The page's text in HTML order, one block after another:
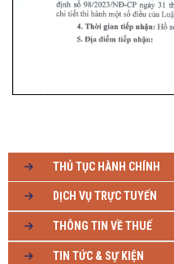
THỦ TỤC HÀNH CHÍNH
DỊCH VỤ TRỰC TUYẾN
THÔNG TIN VỀ THUẾ
TIN TỨC & SỰ KIỆN